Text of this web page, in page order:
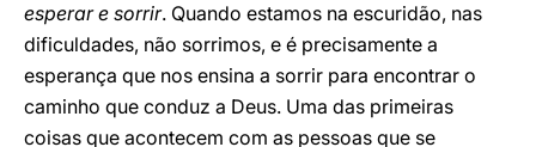
esperar e sorrir. Quando estamos na escuridão, nas
dificuldades, não sorrimos, e é precisamente a
esperança que nos ensina a sorrir para encontrar o
caminho que conduz a Deus. Uma das primeiras
coisas que acontecem com as pessoas que se